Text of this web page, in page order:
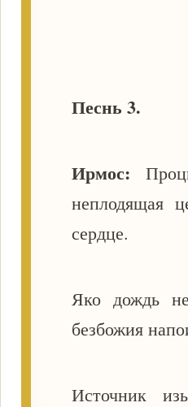
Песнь 3.
Ирмос:
неплодящая
сердце.
Яко дождь
безбожия
Источник